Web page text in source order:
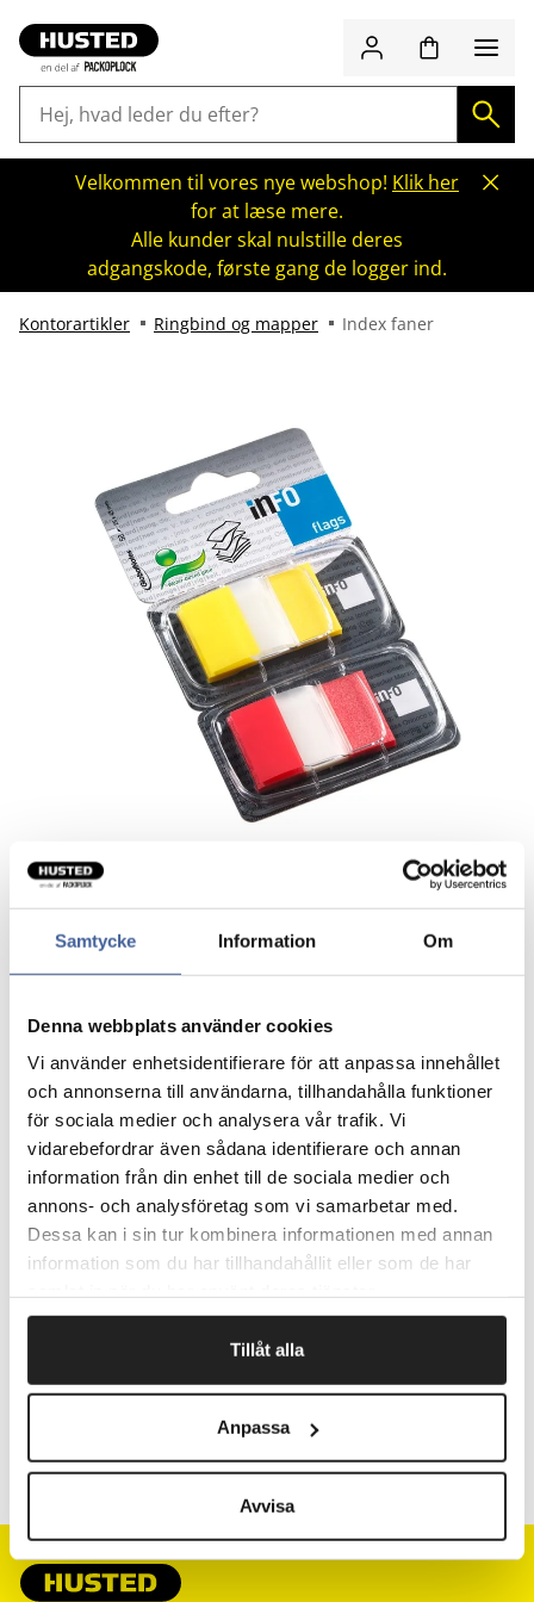
Samtycke Information Om
Denna webbplats använder cookies
Vi använder enhetsidentifierare för att anpassa innehållet
och annonserna till användarna, tillhandahålla funktioner
för sociala medier och analysera vår trafik. Vi
vidarebefordrar även sådana identifierare och annan
information från din enhet till de sociala medier och
annons- och analysföretag som vi samarbetar med.
Dessa kan i sin tur kombinera informationen med annan
information som du har tillhandahållit eller som de har
Tillåt alla
Anpassa
Avvisa
Velkommen til vores nye webshop! Klik her
for at læse mere.
Alle kunder skal nulstille deres
adgangskode, første gang de logger ind.
Kontorartikler Ringbind og mapper Index faner
Indexfaner Medium
Kan genanvendes og placeres om og om igen.
50 indexfaner i hver holder
Miljøvenligt giftfrit klæber.
Tyskfremstillede indexfaner i højeste kvalitet.
Fragtfrit når du handler for 1.900,-
Artikelnr. B x L mm
772904 43 x 25